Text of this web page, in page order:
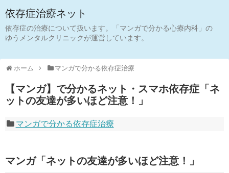
依存症治療ネット
依存症の治療について扱います。「マンガで分かる心療内科」の
ゆうメンタルクリニックが運営しています。
ホーム マンガで分かる依存症治療
【マンガ】で分かるネット・スマホ依存症「ネ
ットの友達が多いほど注意！」
マンガで分かる依存症治療
マンガ「ネットの友達が多いほど注意！」